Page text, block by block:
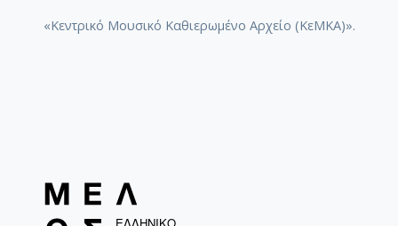
«Κεντρικό Μουσικό Καθιερωμένο Αρχείο (ΚεΜΚΑ)».